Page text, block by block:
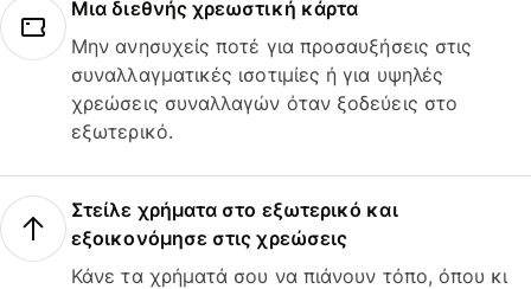
Μια διεθνής χρεωστική κάρτα
Μην ανησυχείς ποτέ για προσαυξήσεις στις
συναλλαγματικές ισοτιμίες ή για υψηλές
χρεώσεις συναλλαγών όταν ξοδεύεις στο
εξωτερικό.
Στείλε χρήματα στο εξωτερικό και
εξοικονόμησε στις χρεώσεις
Κάνε τα χρήματά σου να πιάνουν τόπο, όπου κι